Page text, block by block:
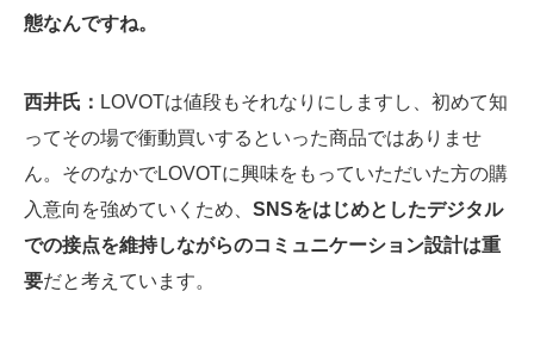
態なんですね。
西井氏： LOVOTは値段もそれなりにしますし、初めて知
ってその場で衝動買いするといった商品ではありませ
ん。そのなかでLOVOTに興味をもっていただいた方の購
入意向を強めていくため、 SNSをはじめとしたデジタル
での接点を維持しながらのコミュニケーション設計は重
要だと考えています。